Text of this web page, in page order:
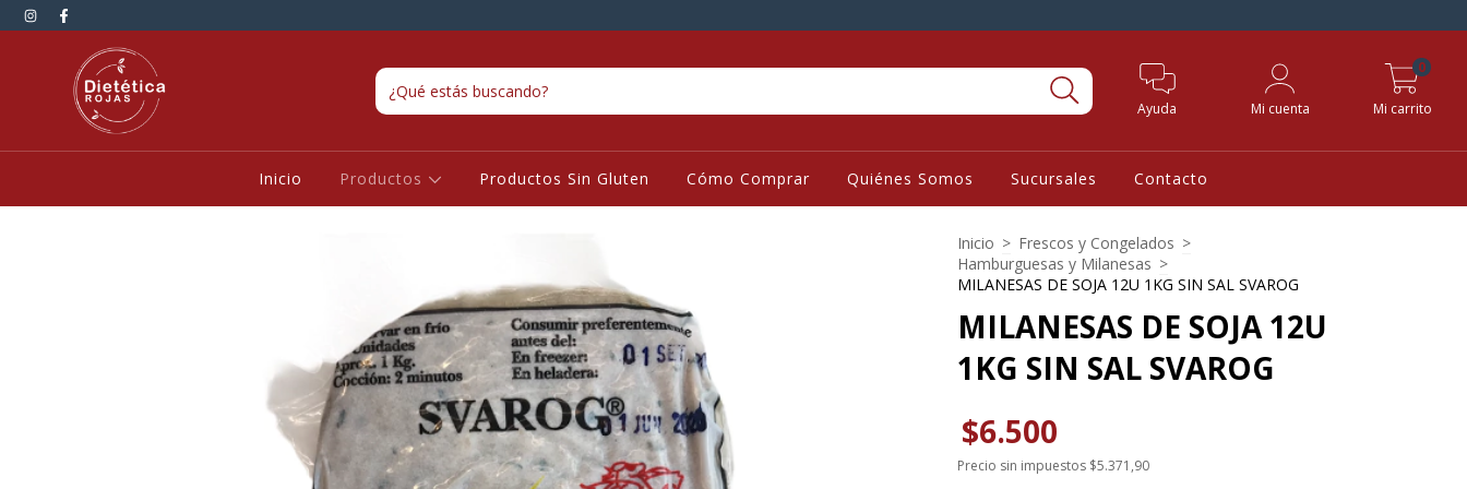
Ayuda Mi cuenta Mi carrito
0
Inicio Productos Productos Sin Gluten Cómo Comprar Quiénes Somos Sucursales Contacto
Inicio > Frescos y Congelados >
Hamburguesas y Milanesas >
MILANESAS DE SOJA 12U 1KG SIN SAL SVAROG
MILANESAS DE SOJA 12U
1KG SIN SAL SVAROG
$6.500
Precio sin impuestos $5.371,90